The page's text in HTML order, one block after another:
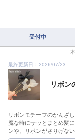
受付中
最終更新日：2026/07/23
リボン
リボンモチーフのかんざ
魔な時にサッとまとめ髪
ンや、リボンがさりげな